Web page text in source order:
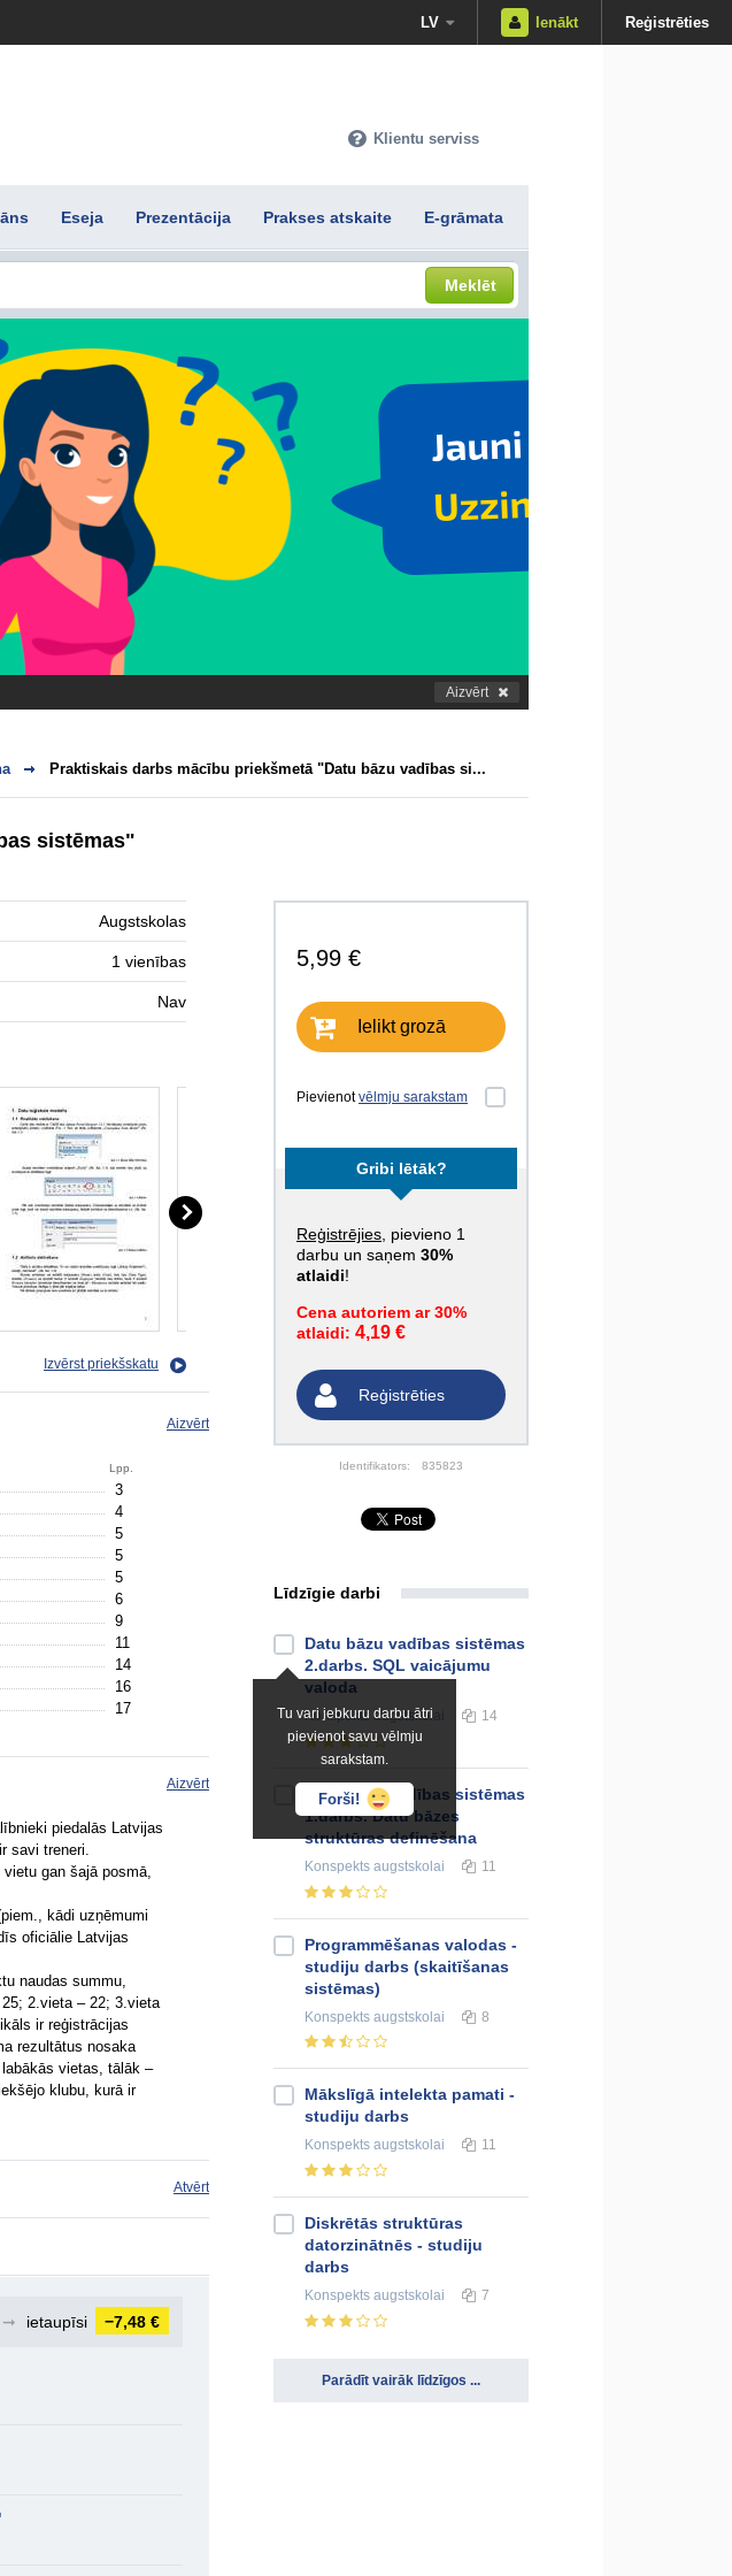
LV Ienākt Reģistrēties
Klientu serviss
Eseja Prezentācija Prakses atskaite E-grāmata
Meklēt
Aizvērt
Praktiskais darbs mācību priekšmetā "Datu bāzu vadības si...
sistēmas"
5,99 €
Ielikt grozā
Pievienotvēlmju sarakstam
Gribi lētāk?
Reģistrējies , pievieno 1
darbu un saņem 30%
atlaidi!
Cena autoriem ar 30%
atlaidi: 4,19 €
Reģistrēties
Identifikators: 835823
Augstskolas
1 vienības
Nav
Izvērst priekšskatu
Aizvērt
Lpp.
3
4
5
5
5
6
9
11
14
16
17
Aizvērt
piedalās Latvijas
savi treneri.
gan šajā posmā,
kādi uzņēmumi
oficiālie Latvijas
naudas summu,
2.vieta – 22; 3.vieta
ir reģistrācijas
rezultātus nosaka
vietas, tālāk –
klubu, kurā ir
Atvērt
➞ ietaupīsi −7,48 €
Līdzīgie darbi
Tu vari jebkuru darbu ātri
pievienot savu vēlmju
sarakstam.
Forši!
Datu bāzu vadības sistēmas
2.darbs. SQL vaicājumu
valoda
Konspekts augstskolai 14
Datu bāzu vadības sistēmas
1.darbs. Datu bāzes
struktūras definēšana
Konspekts augstskolai 11
Programmēšanas valodas -
studiju darbs (skaitīšanas
sistēmas)
Konspekts augstskolai 8
Mākslīgā intelekta pamati -
studiju darbs
Konspekts augstskolai 11
Diskrētās struktūras
datorzinātnēs - studiju
darbs
Konspekts augstskolai 7
Parādīt vairāk līdzīgos ...